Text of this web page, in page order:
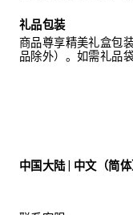
礼品包装
商品尊享精美礼盒包
品除外）。如需礼品
中国大陆 | 中文（简体